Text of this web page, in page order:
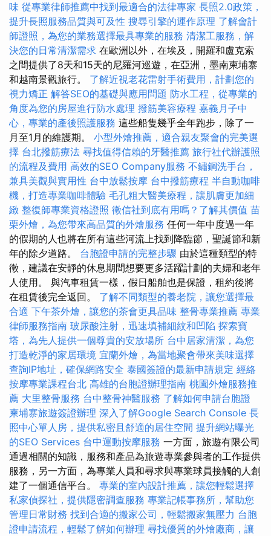
味 從專業律師推薦中找到最適合的法律專家 長照2.0政策，
提升長照服務品質與可及性 搜尋引擎的運作原理 了解會計
師證照，為您的業務選擇最具專業的服務 清潔工服務，解
決您的日常清潔需求 在歐洲以外，在埃及，開羅和盧克索
之間提供了8天和15天的尼羅河巡遊，在亞洲，墨南柬埔寨
和越南景觀旅行。 了解近視老花雷射手術費用，計劃您的
視力矯正 解答SEO的基礎與應用問題 防水工程，從專業的
角度為您的房屋進行防水處理 撥筋美容療程 嘉義月子中
心，專業的產後照護服務 這些船隻幾乎全年跑步，除了一
月至1月的維護期。 小型外燴推薦，適合親友聚會的完美選
擇 台北撥筋療法 尋找值得信賴的牙醫推薦 旅行社代辦護照
的流程及費用 高效的SEO Company服務 不鏽鋼洗手台，
兼具美觀與實用性 台中放鬆按摩 台中撥筋療程 半自動咖啡
機，打造專業咖啡體驗 毛孔粗大醫美療程，讓肌膚更加細
緻 整復師專業資格證照 徵信社到底有用嗎？了解其價值 苗
栗外燴，為您帶來高品質的外燴服務 任何一年中度過一年
的假期的人也將在所有這些河流上找到降臨節，聖誕節和新
年的除夕道路。 台胞證申請的完整步驟 由於這種類型的特
徵，建議在安靜的休息期間想要更多活躍計劃的夫婦和老年
人使用。 與汽車租賃一樣，假日船舶也是保證，租約後將
在租賃後完全返回。 了解不同類型的養老院，讓您選擇最
合適 下午茶外燴，讓您的茶會更具品味 整骨專業推薦 專業
律師服務指南 玻尿酸注射，迅速填補細紋和凹陷 探索寶
塔，為先人提供一個尊貴的安放場所 台中居家清潔，為您
打造乾淨的家居環境 宜蘭外燴，為當地聚會帶來美味選擇
查詢IP地址，確保網路安全 泰國簽證的最新申請規定 經絡
按摩專業課程台北 高雄的台胞證辦理指南 桃園外燴服務推
薦 大里整骨服務 台中整骨神醫服務 了解如何申請台胞證
柬埔寨旅遊簽證辦理 深入了解Google Search Console 長
照中心單人房，提供私密且舒適的居住空間 提升網站曝光
的SEO Services 台中運動按摩服務 一方面，旅遊有限公司
通過相關的知識，服務和產品為旅遊專業參與者的工作提供
服務，另一方面，為專業人員和尋求與專業球員接觸的人創
建了一個通信平台。 專業的室內設計推薦，讓您輕鬆選擇
私家偵探社，提供隱密調查服務 專業記帳事務所，幫助您
管理日常財務 找到合適的搬家公司，輕鬆搬家無壓力 台胞
證申請流程，輕鬆了解如何辦理 尋找優質的外燴廠商，讓